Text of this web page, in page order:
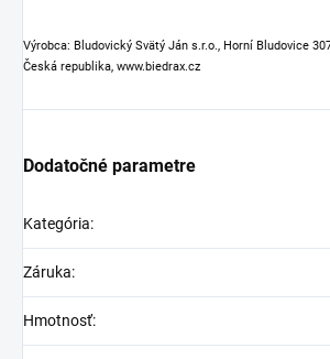
Výrobca: Bludovický Svätý Ján s.r.o., Horní Bludovice
Česká republika, www.biedrax.cz
Dodatočné parametre
Kategória:
Záruka:
Hmotnosť: